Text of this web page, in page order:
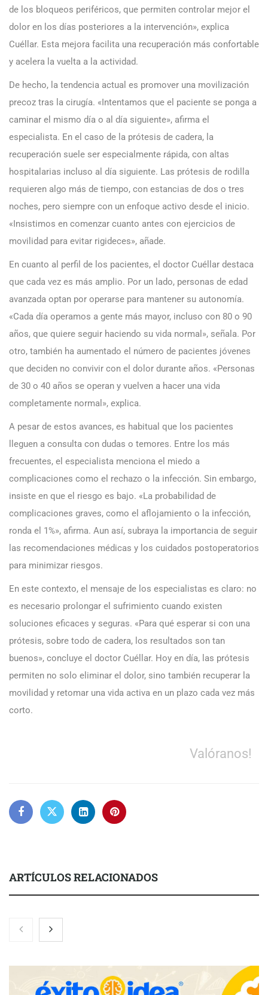
de los bloqueos periféricos, que permiten controlar mejor el
dolor en los días posteriores a la intervención», explica
Cuéllar. Esta mejora facilita una recuperación más confortable
y acelera la vuelta a la actividad.
De hecho, la tendencia actual es promover una movilización
precoz tras la cirugía. «Intentamos que el paciente se ponga a
caminar el mismo día o al día siguiente», afirma el
especialista. En el caso de la prótesis de cadera, la
recuperación suele ser especialmente rápida, con altas
hospitalarias incluso al día siguiente. Las prótesis de rodilla
requieren algo más de tiempo, con estancias de dos o tres
noches, pero siempre con un enfoque activo desde el inicio.
«Insistimos en comenzar cuanto antes con ejercicios de
movilidad para evitar rigideces», añade.
En cuanto al perfil de los pacientes, el doctor Cuéllar destaca
que cada vez es más amplio. Por un lado, personas de edad
avanzada optan por operarse para mantener su autonomía.
«Cada día operamos a gente más mayor, incluso con 80 o 90
años, que quiere seguir haciendo su vida normal», señala. Por
otro, también ha aumentado el número de pacientes jóvenes
que deciden no convivir con el dolor durante años. «Personas
de 30 o 40 años se operan y vuelven a hacer una vida
completamente normal», explica.
A pesar de estos avances, es habitual que los pacientes
lleguen a consulta con dudas o temores. Entre los más
frecuentes, el especialista menciona el miedo a
complicaciones como el rechazo o la infección. Sin embargo,
insiste en que el riesgo es bajo. «La probabilidad de
complicaciones graves, como el aflojamiento o la infección,
ronda el 1%», afirma. Aun así, subraya la importancia de seguir
las recomendaciones médicas y los cuidados postoperatorios
para minimizar riesgos.
En este contexto, el mensaje de los especialistas es claro: no
es necesario prolongar el sufrimiento cuando existen
soluciones eficaces y seguras. «Para qué esperar si con una
prótesis, sobre todo de cadera, los resultados son tan
buenos», concluye el doctor Cuéllar. Hoy en día, las prótesis
permiten no solo eliminar el dolor, sino también recuperar la
movilidad y retomar una vida activa en un plazo cada vez más
corto.
Valóranos!
ARTÍCULOS RELACIONADOS
Nicols presenta seis modelos de anillos de compromiso para el
eclipse solar del 12 de agosto
Zoomex mejora su Strategy Center con herramientas
avanzadas para trading estratégico